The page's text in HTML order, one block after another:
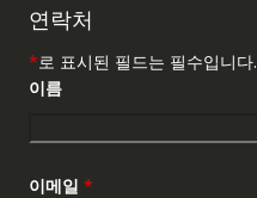
연락처
*로 표시된 필드는 필수입니다.
이름
이메일 *